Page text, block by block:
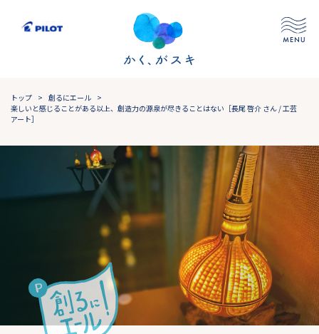
トップ > 創るにエール >
楽しいと感じることがある以上、創造力の源泉が尽きることはない［長尾 啓介 さん / 工芸
アート］